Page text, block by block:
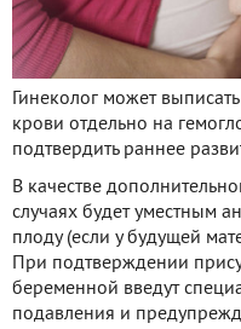
Гинеколог может
крови отдельно на
подтвердить раннее
В качестве
случаях будет уместным
плоду (если у будущей
При подтверждении
беременной введут
подавления и